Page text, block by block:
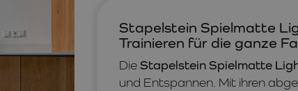
Stapelstein Spielmatte
Trainieren für die ganze
DieStapelstein Spielmatte
und Entspannen. Mit ihren